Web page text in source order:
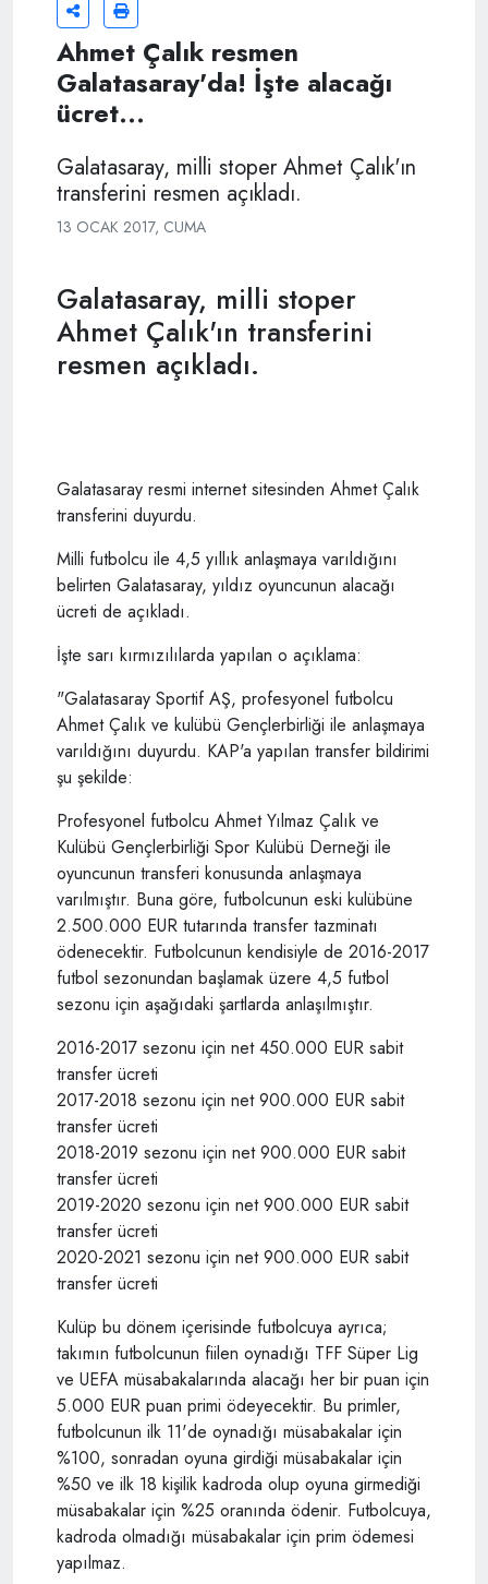
Ahmet Çalık resmen
Galatasaray'da! İşte alacağı
ücret...
Galatasaray, milli stoper Ahmet Çalık'ın
transferini resmen açıkladı.
13 OCAK 2017, CUMA
Galatasaray, milli stoper
Ahmet Çalık'ın transferini
resmen açıkladı.
Galatasaray resmi internet sitesinden Ahmet Çalık
transferini duyurdu.
Milli futbolcu ile 4,5 yıllık anlaşmaya varıldığını
belirten Galatasaray, yıldız oyuncunun alacağı
ücreti de açıkladı.
İşte sarı kırmızılılarda yapılan o açıklama:
"Galatasaray Sportif AŞ, profesyonel futbolcu
Ahmet Çalık ve kulübü Gençlerbirliği ile anlaşmaya
varıldığını duyurdu. KAP'a yapılan transfer bildirimi
şu şekilde:
Profesyonel futbolcu Ahmet Yılmaz Çalık ve
Kulübü Gençlerbirliği Spor Kulübü Derneği ile
oyuncunun transferi konusunda anlaşmaya
varılmıştır. Buna göre, futbolcunun eski kulübüne
2.500.000 EUR tutarında transfer tazminatı
ödenecektir. Futbolcunun kendisiyle de 2016-2017
futbol sezonundan başlamak üzere 4,5 futbol
sezonu için aşağıdaki şartlarda anlaşılmıştır.
2016-2017 sezonu için net 450.000 EUR sabit
transfer ücreti
2017-2018 sezonu için net 900.000 EUR sabit
transfer ücreti
2018-2019 sezonu için net 900.000 EUR sabit
transfer ücreti
2019-2020 sezonu için net 900.000 EUR sabit
transfer ücreti
2020-2021 sezonu için net 900.000 EUR sabit
transfer ücreti
Kulüp bu dönem içerisinde futbolcuya ayrıca;
takımın futbolcunun fiilen oynadığı TFF Süper Lig
ve UEFA müsabakalarında alacağı her bir puan için
5.000 EUR puan primi ödeyecektir. Bu primler,
futbolcunun ilk 11'de oynadığı müsabakalar için
%100, sonradan oyuna girdiği müsabakalar için
%50 ve ilk 18 kişilik kadroda olup oyuna girmediği
müsabakalar için %25 oranında ödenir. Futbolcuya,
kadroda olmadığı müsabakalar için prim ödemesi
yapılmaz.